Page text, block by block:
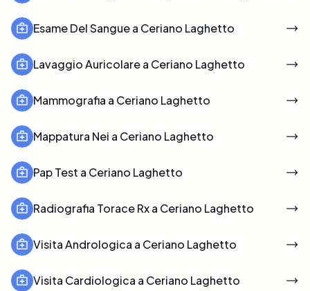
Esame Del Sangue a Ceriano Laghetto
Lavaggio Auricolare a Ceriano Laghetto
Mammografia a Ceriano Laghetto
Mappatura Nei a Ceriano Laghetto
Pap Test a Ceriano Laghetto
Radiografia Torace Rx a Ceriano Laghetto
Visita Andrologica a Ceriano Laghetto
Visita Cardiologica a Ceriano Laghetto